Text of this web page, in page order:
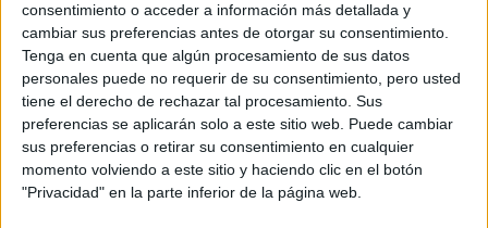
consentimiento o acceder a información más detallada y
cambiar sus preferencias antes de otorgar su consentimiento.
Tenga en cuenta que algún procesamiento de sus datos
personales puede no requerir de su consentimiento, pero usted
tiene el derecho de rechazar tal procesamiento. Sus
preferencias se aplicarán solo a este sitio web. Puede cambiar
sus preferencias o retirar su consentimiento en cualquier
momento volviendo a este sitio y haciendo clic en el botón
"Privacidad" en la parte inferior de la página web.
EN ESTA NOTA
PERSONALIDAES: LUNA DE HOY ARIES
TEMAS: ASTROLOGIA HOROSCOPO
Comentarios